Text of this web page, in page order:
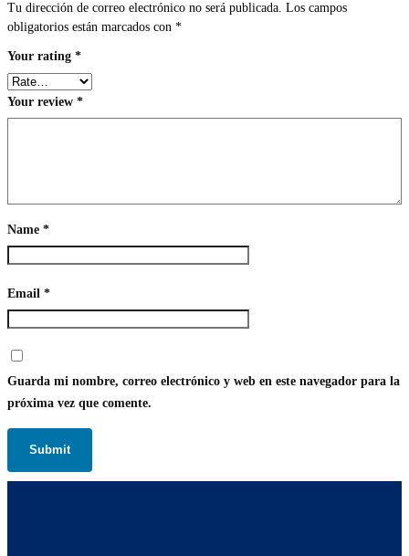
Tu dirección de correo electrónico no será publicada. Los campos
obligatorios están marcados con *
Your rating *
Your review *
Name *
Email *
Guarda mi nombre, correo electrónico y web en este navegador para la
próxima vez que comente.